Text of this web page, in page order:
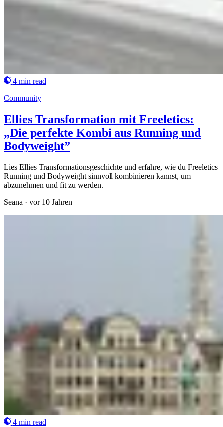
4 min read
Community
Ellies Transformation mit Freeletics:
„Die perfekte Kombi aus Running und
Bodyweight”
Lies Ellies Transformationsgeschichte und erfahre, wie du Freeletics
Running und Bodyweight sinnvoll kombinieren kannst, um
abzunehmen und fit zu werden.
Seana · vor 10 Jahren
4 min read